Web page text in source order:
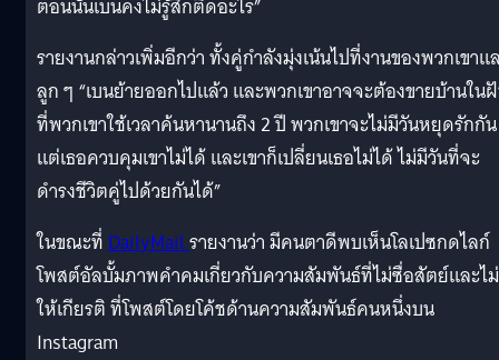
ตอนนั้นเบนคงไม่รู้สึกติดอะไร”
รายงานกล่าวเพิ่มอีกว่า ทั้งคู่กำลังมุ่งเน้นไปที่งานของพวกเขาแ
ลูก ๆ “เบนย้ายออกไปแล้ว และพวกเขาอาจจะต้องขายบ้านใน
ที่พวกเขาใช้เวลาค้นหานานถึง 2 ปี พวกเขาจะไม่มีวันหยุดรักกัน
แต่เธอควบคุมเขาไม่ได้ และเขาก็เปลี่ยนเธอไม่ได้ ไม่มีวันที่จะ
ดำรงชีวิตคู่ไปด้วยกันได้”
ในขณะที่DailyMailรายงานว่า มีคนตาดีพบเห็นโลเปซกดไลก์
โพสต์อัลบั้มภาพคำคมเกี่ยวกับความสัมพันธ์ที่ไม่ซื่อสัตย์และไม่
ให้เกียรติ ที่โพสต์โดยโค้ชด้านความสัมพันธ์คนหนึ่งบน
Instagram